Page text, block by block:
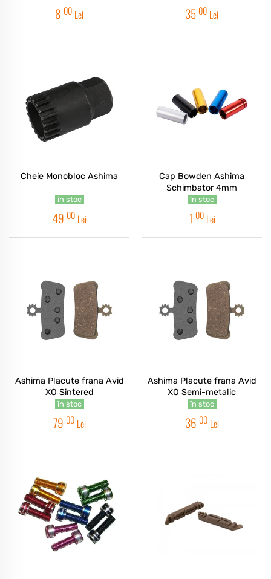
8 00 Lei 35 00 Lei
Cheie Monobloc Ashima
în stoc
49 00 Lei
Cap Bowden Ashima
Schimbator 4mm
în stoc
1 00 Lei
Ashima Placute frana Avid
XO Sintered
în stoc
79 00 Lei
Ashima Placute frana Avid
XO Semi-metalic
în stoc
36 00 Lei